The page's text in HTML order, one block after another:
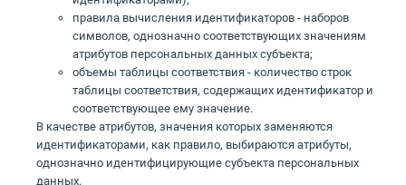
правила вычисления идентификаторов - наборов
символов, однозначно соответствующих значениям
атрибутов персональных данных субъекта;
объемы таблицы соответствия - количество строк
таблицы соответствия, содержащих идентификатор и
соответствующее ему значение.
В качестве атрибутов, значения которых заменяются
идентификаторами, как правило, выбираются атрибуты,
однозначно идентифицирующие субъекта персональных
данных.